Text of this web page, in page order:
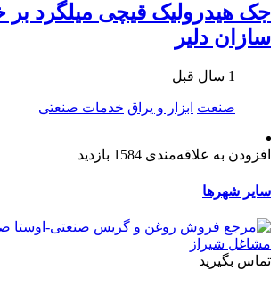
جک هیدرولیک قيچی میلگرد بر
سازان دلیر
1 سال قبل
صنعت ابزار و یراق خدمات صنعتی
افزودن به علاقه‌مندی 1584 بازدید
سایر شهرها
تماس بگیرید